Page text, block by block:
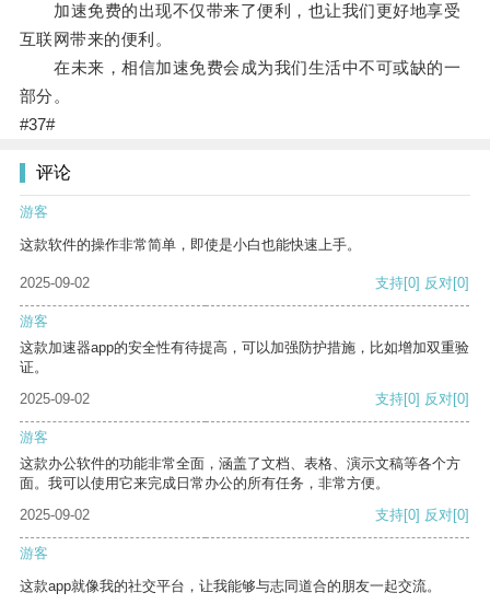
加速免费的出现不仅带来了便利，也让我们更好地享受
互联网带来的便利。
在未来，相信加速免费会成为我们生活中不可或缺的一
部分。
#37#
评论
游客
这款软件的操作非常简单，即使是小白也能快速上手。
2025-09-02 支持[0] 反对[0]
游客
这款加速器app的安全性有待提高，可以加强防护措施，比如增加双重验
证。
2025-09-02
支持[0] 反对[0]
游客
这款办公软件的功能非常全面，涵盖了文档、表格、演示文稿等各个方
面。我可以使用它来完成日常办公的所有任务，非常方便。
2025-09-02
支持[0] 反对[0]
游客
这款app就像我的社交平台，让我能够与志同道合的朋友一起交流。